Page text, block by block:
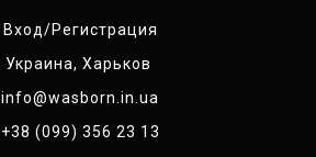
Вход/Регистрация
Украина, Харьков
info@wasborn.in.ua
+38 (099) 356 23 13